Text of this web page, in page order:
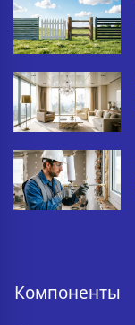
Компоненты